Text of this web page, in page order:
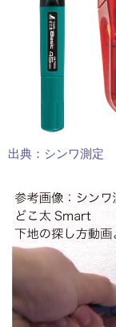
出典：シンワ測定